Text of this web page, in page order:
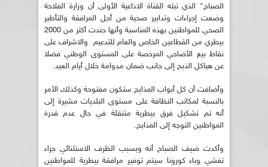
الصباح" الذي تبثه القناة الاذاعية الأولى أن وزارة الفلاحة
وضعت إجراءات وتدابير صحية من أجل المرافقة والتأطير
الصحي للمواطنين بهذه المناسبة وأنها جندت أكثر من 2000
بيطري من القطاعين الخاص والعام للتدعيم والاشراف على
نقاط بيع الأضاحي المرخصة على المستوى الوطني فضلا
عن هياكل الذبح إلى جانب ضمان مدوامة خلال أيام العيد.
وأضافت أن كل أبواب المذابح ستكون مفتوحة وكذلك الأمر
بالنسبة لمكاتب النظافة على مستوى البلديات مشيرة إلى
أنه تم تشكيل فرق بيطرية متنقلة في حال عدم قدرة
المواطنين التوجه إلى المذابح.
وأكدت ضيف الصباح أنه وبسبب الظرف الاستثنائي جراء
تفشي وباء كورونا سيتم توفير مرافقة بيطرية للمواطنين